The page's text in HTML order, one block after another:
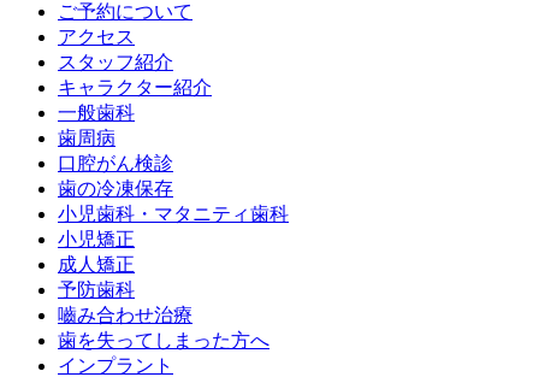
ご予約について
アクセス
スタッフ紹介
キャラクター紹介
一般歯科
歯周病
口腔がん検診
歯の冷凍保存
小児歯科・マタニティ歯科
小児矯正
成人矯正
予防歯科
嚙み合わせ治療
歯を失ってしまった方へ
インプラント